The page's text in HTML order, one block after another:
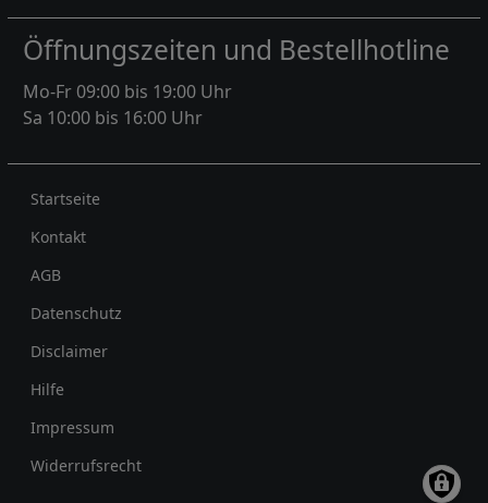
Öffnungszeiten und Bestellhotline
Mo-Fr 09:00 bis 19:00 Uhr
Sa 10:00 bis 16:00 Uhr
Rechtliches
Startseite
Kontakt
AGB
Datenschutz
Disclaimer
Hilfe
Impressum
Widerrufsrecht